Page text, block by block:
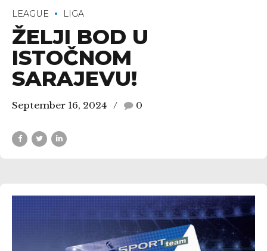
LEAGUE LIGA
ŽELJI BOD U
ISTOČNOM
SARAJEVU!
September 16, 2024 0